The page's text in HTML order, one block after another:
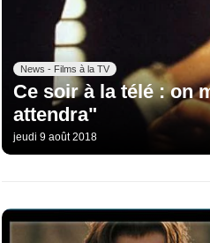
News - Films à la TV
Ce soir à la télé : on
attendra"
jeudi 9 août 2018